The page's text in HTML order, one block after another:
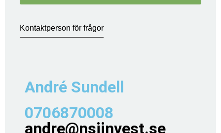
Kontaktperson för frågor
André Sundell
0706870008
andre@nsiinvest.se